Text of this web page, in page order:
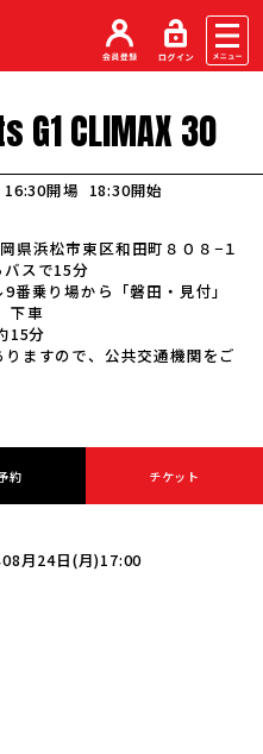
G1CLIMAX 30
16:30開場 18:30開始
浜松市東区和田町８０８−１
スで15分
乗り場から「磐田・見付」
下車
15分
ますので、公共交通機関をご
約 チケット
月24日(月)17:00